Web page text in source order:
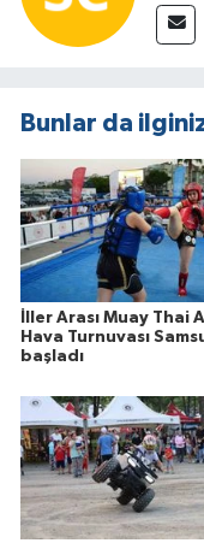
Bunlar da
İller Arası Muay Thai
Hava Turnuvası
başladı